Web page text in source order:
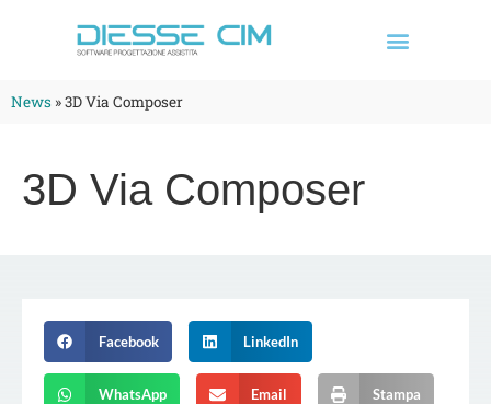
News »3D Via Composer
3D Via Composer
Facebook LinkedIn
WhatsApp Email Stampa